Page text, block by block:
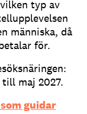
typ av
människa, då
för.
maj 2027.
guidar